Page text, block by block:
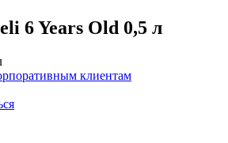
6 Years Old 0,5 л
клиентам